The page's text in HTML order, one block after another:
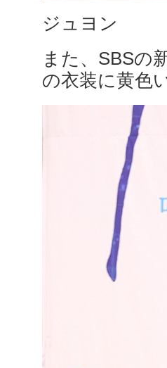
ジュヨン
また、SBSの
の衣装に黄色